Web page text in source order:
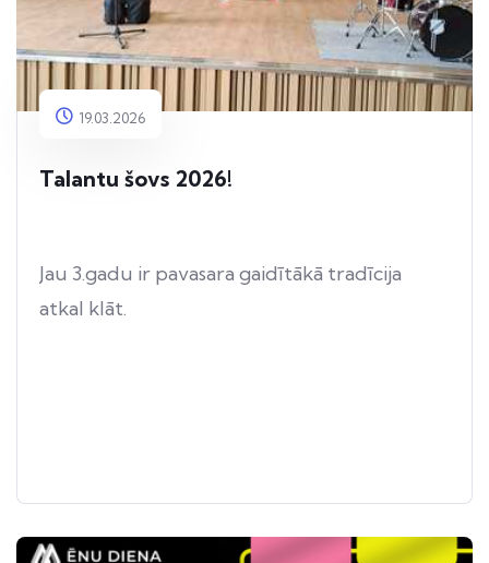
19.03.2026
Talantu šovs 2026!
Jau 3.gadu ir pavasara gaidītākā tradīcija
atkal klāt.